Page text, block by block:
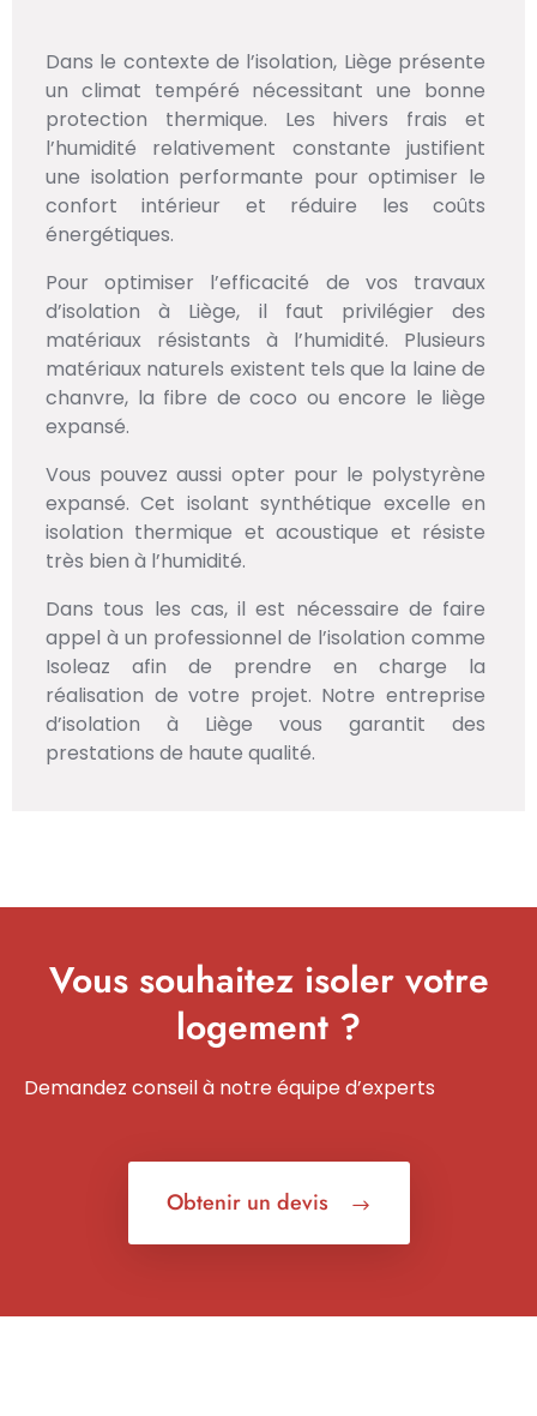
Dans le contexte de l’isolation, Liège présente
un climat tempéré nécessitant une bonne
protection thermique. Les hivers frais et
l’humidité relativement constante justifient
une isolation performante pour optimiser le
confort intérieur et réduire les coûts
énergétiques.
Pour optimiser l’efficacité de vos travaux
d’isolation à Liège, il faut privilégier des
matériaux résistants à l’humidité. Plusieurs
matériaux naturels existent tels que la laine de
chanvre, la fibre de coco ou encore le liège
expansé.
Vous pouvez aussi opter pour le polystyrène
expansé. Cet isolant synthétique excelle en
isolation thermique et acoustique et résiste
très bien à l’humidité.
Dans tous les cas, il est nécessaire de faire
appel à un professionnel de l’isolation comme
Isoleaz afin de prendre en charge la
réalisation de votre projet. Notre entreprise
d’isolation à Liège vous garantit des
prestations de haute qualité.
Vous souhaitez isoler votre
logement ?
Demandez conseil à notre équipe d’experts
Obtenir un devis